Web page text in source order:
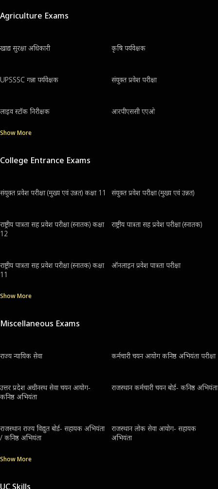
Agriculture Exams
खाद्य सुरक्षा अधिकारी कृषि पर्यवेक्षक
UPSSSC गन्ना पर्यवेक्षक संयुक्त प्रवेश परीक्षा
लाइव स्टॉक निरीक्षक आरपीएससी एएओ
Show More
College Entrance Exams
संयुक्त प्रवेश परीक्षा (मुख्य एवं उन्नत) कक्षा 11 संयुक्त प्रवेश परीक्षा (मुख्य एवं उन्नत)
राष्ट्रीय पात्रता सह प्रवेश परीक्षा (स्नातक) कक्षा
12
राष्ट्रीय पात्रता सह प्रवेश परीक्षा (स्नातक)
राष्ट्रीय पात्रता सह प्रवेश परीक्षा (स्नातक) कक्षा
11
ऑनलाइन प्रवेश पात्रता परीक्षा
Show More
Miscellaneous Exams
राज्य न्यायिक सेवा कर्मचारी चयन आयोग कनिष्ठ अभियंता परीक्षा
उत्तर प्रदेश अधीनस्थ सेवा चयन आयोग-
कनिष्ठ अभियंता
राजस्थान कर्मचारी चयन बोर्ड- कनिष्ठ अभियंता
राजस्थान राज्य विद्युत बोर्ड- सहायक अभियंता
/ कनिष्ठ अभियंता
राजस्थान लोक सेवा आयोग- सहायक
अभियंता
Show More
UC Skills